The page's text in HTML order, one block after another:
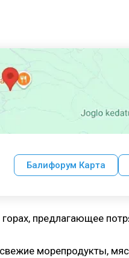
Балифорум Карта
предлагающее
морепродукты,